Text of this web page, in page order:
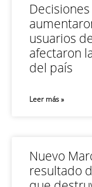
usuarios
afectaron
del país
Leer más »
Nuevo
resultado